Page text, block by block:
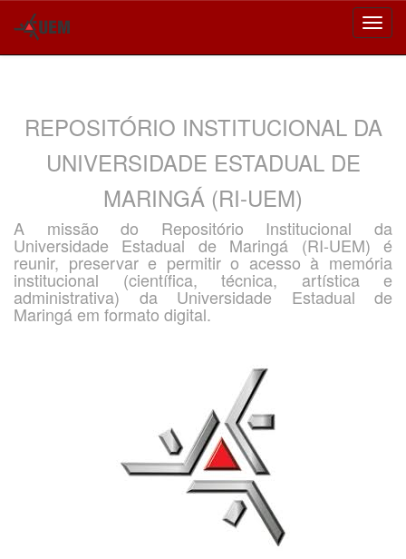
REPOSITÓRIO INSTITUCIONAL DA
UNIVERSIDADE ESTADUAL DE
MARINGÁ (RI-UEM)
A missão do Repositório Institucional da
Universidade Estadual de Maringá (RI-UEM) é
reunir, preservar e permitir o acesso à memória
institucional (científica, técnica, artística e
administrativa) da Universidade Estadual de
Maringá em formato digital.